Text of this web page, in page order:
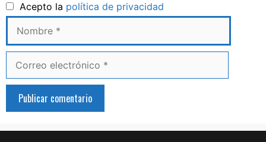
Acepto la política de privacidad